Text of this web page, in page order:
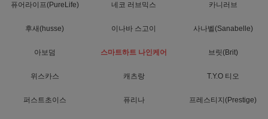
퓨어라이프(PureLife) 네코 러브믹스 카니러브
후새(husse) 이나바 스고이 사나벨(Sanabelle)
아보덤 스마트하트 나인케어 브릿(Brit)
위스카스 캐츠랑 T.Y.O 티오
퍼스트초이스 퓨리나 프레스티지(Prestige)